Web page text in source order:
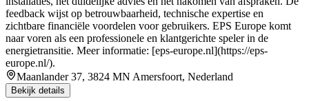
feedback wijst op betrouwbaarheid, technische expertise en
zichtbare financiële voordelen voor gebruikers. EPS Europe komt
naar voren als een professionele en klantgerichte speler in de
energietransitie. Meer informatie: [eps-europe.nl](https://eps-
europe.nl/).
Maanlander 37, 3824 MN Amersfoort, Nederland
Bekijk details